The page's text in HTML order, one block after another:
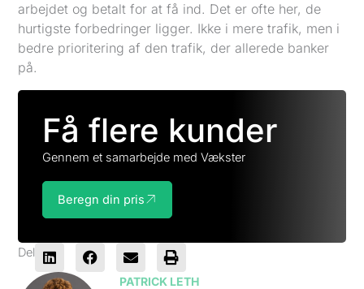
arbejdet og betalt for at få ind. Det er ofte her, de
hurtigste forbedringer ligger. Ikke i mere trafik, men i
bedre prioritering af den trafik, der allerede banker
på.
Få flere kunder
Gennem et samarbejde med Vækster
Beregn din pris
Del
PATRICK LETH